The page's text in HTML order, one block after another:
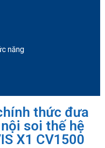
năng
thức đưa
soi thế hệ
X1 CV1500